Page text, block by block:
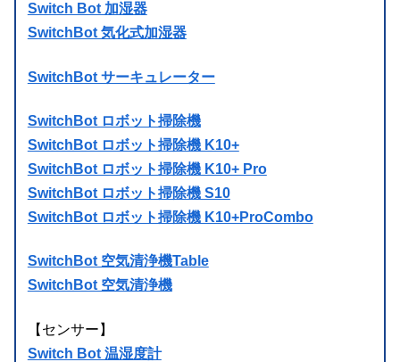
Switch Bot 加湿器
SwitchBot 気化式加湿器
SwitchBot サーキュレーター
SwitchBot ロボット掃除機
SwitchBot ロボット掃除機 K10+
SwitchBot ロボット掃除機 K10+ Pro
SwitchBot ロボット掃除機 S10
SwitchBot ロボット掃除機 K10+ProCombo
SwitchBot 空気清浄機Table
SwitchBot 空気清浄機
【センサー】
Switch Bot 温湿度計